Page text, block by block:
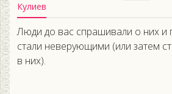
Кулиев
Люди до вас спрашивали о них и
стали неверующими (или затем
в них).